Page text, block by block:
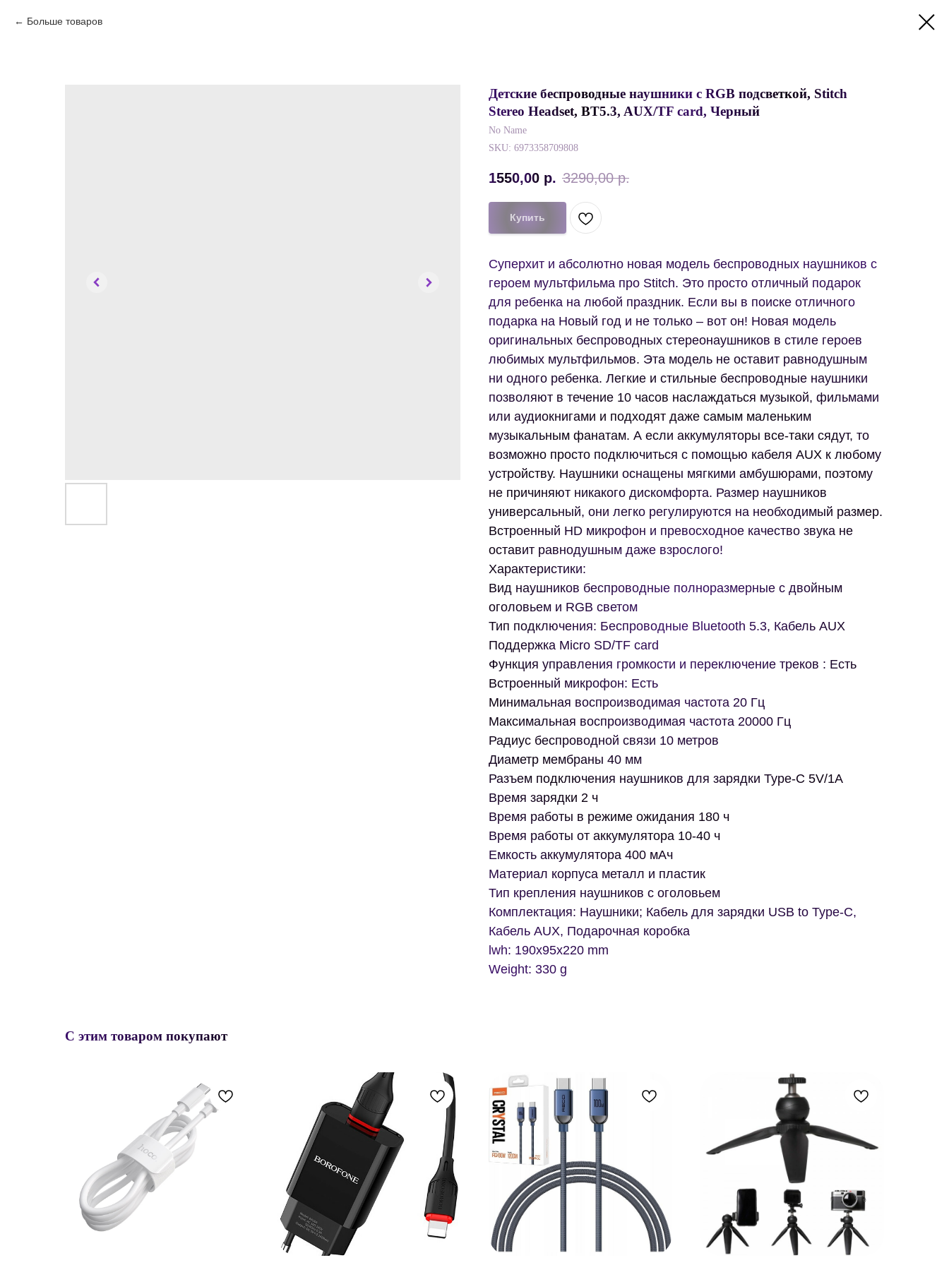
Больше товаров
Детские беспроводные наушники с RGB подсветкой, Stitch
Stereo Headset, BT5.3, AUX/TF card, Черный
No Name
SKU: 6973358709808
1550,00 р. 3290,00 р.
Купить
Суперхит и абсолютно новая модель беспроводных наушников с
героем мультфильма про Stitch. Это просто отличный подарок
для ребенка на любой праздник. Если вы в поиске отличного
подарка на Новый год и не только – вот он! Новая модель
оригинальных беспроводных стереонаушников в стиле героев
любимых мультфильмов. Эта модель не оставит равнодушным
ни одного ребенка. Легкие и стильные беспроводные наушники
позволяют в течение 10 часов наслаждаться музыкой, фильмами
или аудиокнигами и подходят даже самым маленьким
музыкальным фанатам. А если аккумуляторы все-таки сядут, то
возможно просто подключиться с помощью кабеля AUX к любому
устройству. Наушники оснащены мягкими амбушюрами, поэтому
не причиняют никакого дискомфорта. Размер наушников
универсальный, они легко регулируются на необходимый размер.
Встроенный HD микрофон и превосходное качество звука не
оставит равнодушным даже взрослого!
Характеристики:
Вид наушников беспроводные полноразмерные с двойным
оголовьем и RGB светом
Тип подключения: Беспроводные Bluetooth 5.3, Кабель AUX
Поддержка Micro SD/TF card
Функция управления громкости и переключение треков : Есть
Встроенный микрофон: Есть
Минимальная воспроизводимая частота 20 Гц
Максимальная воспроизводимая частота 20000 Гц
Радиус беспроводной связи 10 метров
Диаметр мембраны 40 мм
Разъем подключения наушников для зарядки Type-C 5V/1A
Время зарядки 2 ч
Время работы в режиме ожидания 180 ч
Время работы от аккумулятора 10-40 ч
Емкость аккумулятора 400 мАч
Материал корпуса металл и пластик
Тип крепления наушников с оголовьем
Комплектация: Наушники; Кабель для зарядки USB to Type-C,
Кабель AUX, Подарочная коробка
lwh: 190x95x220 mm
Weight: 330 g
С этим товаром покупают